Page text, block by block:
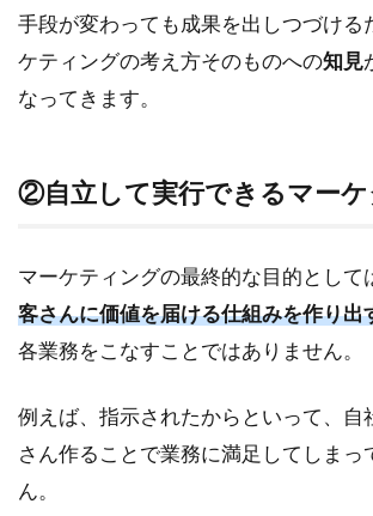
す
る
以
外
の
肢
手段が変わっても成果を出しつづける
ケティングの考え方そのものへの知見
なってきます。
②自立して実行できるマーケ
マーケティングの最終的な目的として
客さんに価値を届ける仕組みを作り出
各業務をこなすことではありません。
例えば、指示されたからといって、自
さん作ることで業務に満足してしまっ
ん。